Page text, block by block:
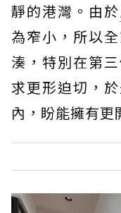
靜的港灣。由於
為窄小，所以
湊，特別在第
求更形迫切，
內，盼能擁有更